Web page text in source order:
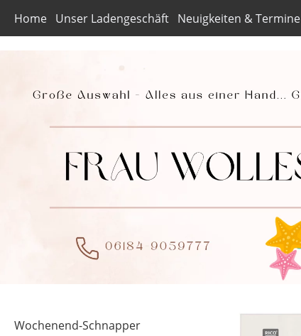
Home Unser Ladengeschäft Neuigkeiten & Termine
Wochenend-Schnapper